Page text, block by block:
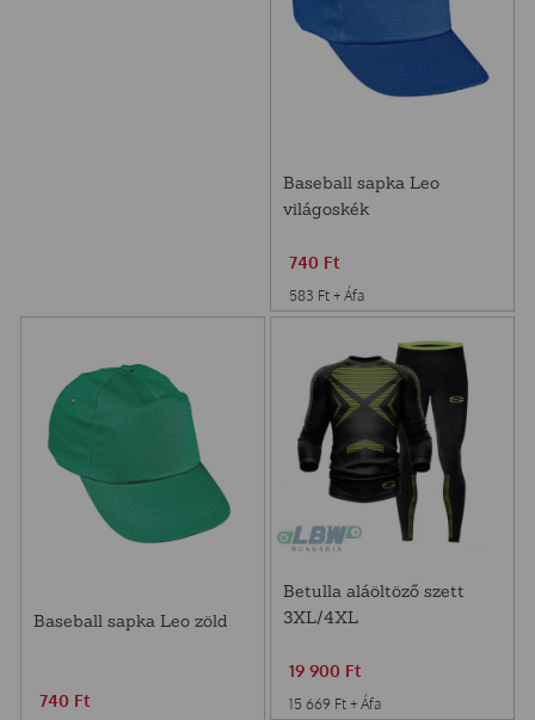
Baseball sapka Leo
világoskék
740 Ft
583 Ft + Áfa
Baseball sapka Leo zöld
740 Ft
Betulla aláöltöző szett
3XL/4XL
19 900 Ft
15 669 Ft + Áfa